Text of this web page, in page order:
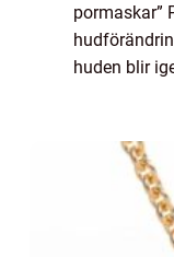
pormaskar”
huden blir